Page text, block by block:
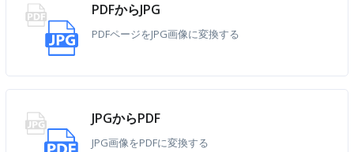
PDFからJPG
PDFページをJPG画像に変換する
JPGからPDF
JPG画像をPDFに変換する